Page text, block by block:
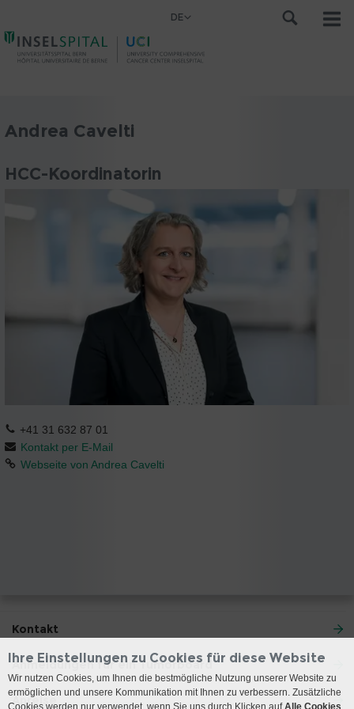
DE
Andrea Cavelti
HCC-Koordinatorin
+41 31 632 87 01
Kontakt per E-Mail
Webseite von Andrea Cavelti
Kontakt
Anmeldungen für ein Tumorboard
Anreise
Ihre Einstellungen zu Cookies für diese Website
Wir nutzen Cookies, um Ihnen die bestmögliche Nutzung unserer Website zu
ermöglichen und unsere Kommunikation mit Ihnen zu verbessern. Zusätzliche
Cookies werden nur verwendet, wenn Sie uns durch Klicken aufAlle Cookies